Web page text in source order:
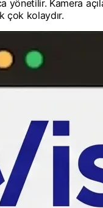
yönetilir. Kamera
çok kolaydır.